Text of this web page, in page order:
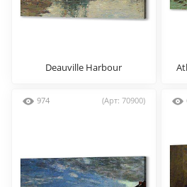
Deauville Harbour
974 (Арт: 70900)